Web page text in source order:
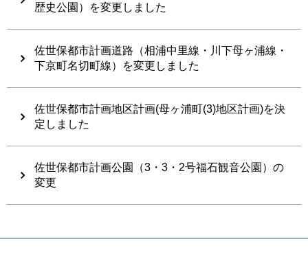
歴史公園）を変更しました
佐世保都市計画道路（相浦中里線・川下母ヶ浦線・
下京町名切町線）を変更しました
佐世保都市計画地区計画(母ヶ浦町(3)地区計画)を決
定しました
佐世保都市計画公園（3・3・2号福石観音公園）の
変更